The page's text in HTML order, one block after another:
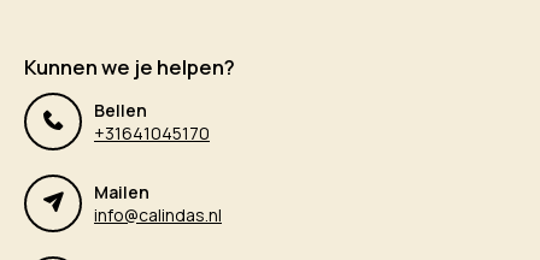
Kunnen we je helpen?
Bellen
+31641045170
Mailen
info@calindas.nl